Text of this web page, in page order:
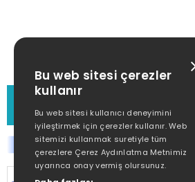
MÜŞTERİ HİZMETLERİ
(0212) 373 77 00
Bu web sitesi çerezler
kullanır
Bu web sitesi kullanıcı deneyimini
iyileştirmek için çerezler kullanır. Web
sitemizi kullanmak suretiyle tüm
çerezlere Çerez Aydınlatma Metnimiz
uyarınca onay vermiş olursunuz.